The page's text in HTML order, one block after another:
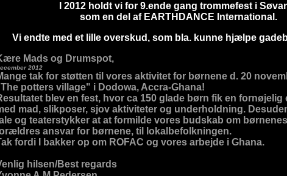
I 2012 holdt vi for 9.ende gang trommefest i
som en del af EARTHDANCE International.
Vi endte med et lille overskud, som bla. kunne hjælpe
Mads og Drumspot,
2012
tak for støtten til vores aktivitet for børnene d. 20
potters village" i Dodowa, Accra-Ghana!
blev en fest, hvor ca 150 glade børn fik en fornøjelig
mad, slikposer, sjov aktiviteter og underholdning.
og teaterstykker at at formilde vores budskab om
ansvar for børnene, til lokalbefolkningen.
fordi I bakker op om ROFAC og vores arbejde i Ghana.
hilsen/Best regards